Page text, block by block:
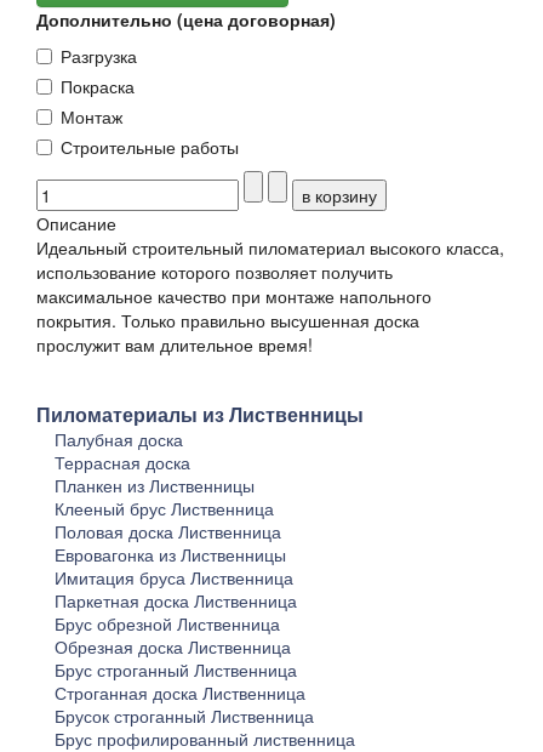
Дополнительно (цена договорная)
Разгрузка
Покраска
Монтаж
Строительные работы
Описание
Идеальный строительный пиломатериал высокого класса,
использование которого позволяет получить
максимальное качество при монтаже напольного
покрытия. Только правильно высушенная доска
прослужит вам длительное время!
Пиломатериалы из Лиственницы
Палубная доска
Террасная доска
Планкен из Лиственницы
Клееный брус Лиственница
Половая доска Лиственница
Евровагонка из Лиственницы
Имитация бруса Лиственница
Паркетная доска Лиственница
Брус обрезной Лиственница
Обрезная доска Лиственница
Брус строганный Лиственница
Строганная доска Лиственница
Брусок строганный Лиственница
Брус профилированный лиственница